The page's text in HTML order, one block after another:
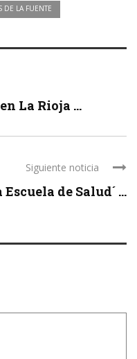
DE LA FUENTE
La Rioja ...
Siguiente noticia
Escuela de Salud´ ...